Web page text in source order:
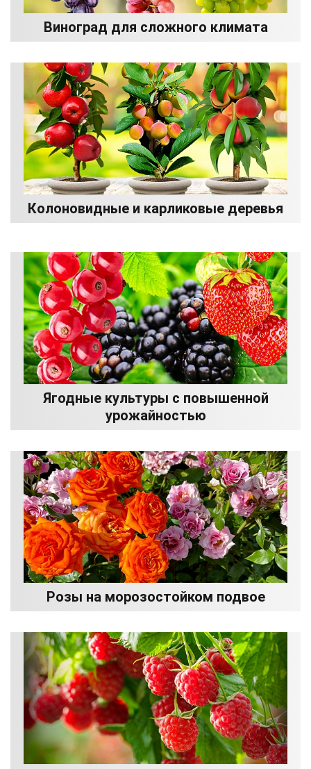
Виноград для сложного климата
Колоновидные и карликовые деревья
Ягодные культуры с повышенной
урожайностью
Розы на морозостойком подвое